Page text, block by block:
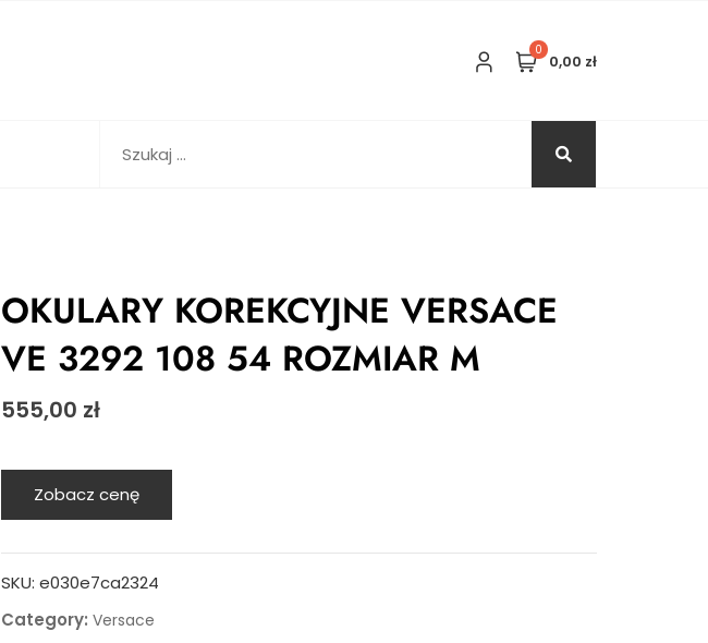
0
0,00 zł
Szukaj:
OKULARY KOREKCYJNE VERSACE
VE 3292 108 54 ROZMIAR M
555,00 zł
Zobacz cenę
SKU: e030e7ca2324
Category: Versace